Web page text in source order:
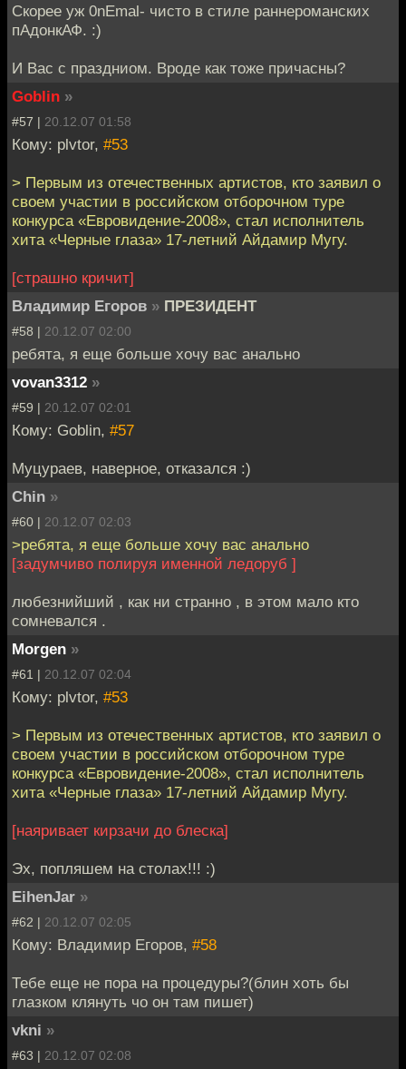
Скорее уж 0nEmal- чисто в стиле раннероманских
пАдонкАФ. :)
И Вас с праздниом. Вроде как тоже причасны?
Goblin »
#57 | 20.12.07 01:58
Кому: plvtor, #53
> Первым из отечественных артистов, кто заявил о
своем участии в российском отборочном туре
конкурса «Евровидение-2008», стал исполнитель
хита «Черные глаза» 17-летний Айдамир Мугу.
[страшно кричит]
Владимир Егоров » ПРЕЗИДЕНТ
#58 | 20.12.07 02:00
ребята, я еще больше хочу вас анально
vovan3312 »
#59 | 20.12.07 02:01
Кому: Goblin, #57
Муцураев, наверное, отказался :)
Chin »
#60 | 20.12.07 02:03
>ребята, я еще больше хочу вас анально
[задумчиво полируя именной ледоруб ]
любезнийший , как ни странно , в этом мало кто
сомневался .
Morgen »
#61 | 20.12.07 02:04
Кому: plvtor, #53
> Первым из отечественных артистов, кто заявил о
своем участии в российском отборочном туре
конкурса «Евровидение-2008», стал исполнитель
хита «Черные глаза» 17-летний Айдамир Мугу.
[наяривает кирзачи до блеска]
Эх, попляшем на столах!!! :)
EihenJar »
#62 | 20.12.07 02:05
Кому: Владимир Егоров, #58
Тебе еще не пора на процедуры?(блин хоть бы
глазком клянуть чо он там пишет)
vkni »
#63 | 20.12.07 02:08